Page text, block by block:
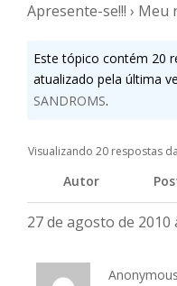
Apresente-se!!! › Meu
Este tópico contém 20
atualizado pela última
SANDROMS.
Visualizando 20 respostas
Autor
27 de agosto de 2010
Anonymous